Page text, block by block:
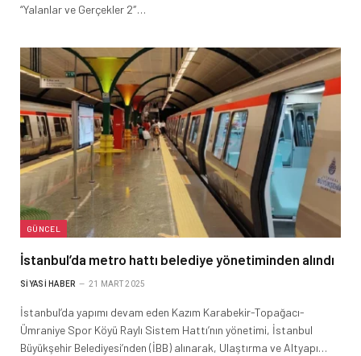
“Yalanlar ve Gerçekler 2″…
GÜNCEL
İstanbul’da metro hattı belediye yönetiminden alındı
SIYASI HABER 21 MART 2025
İstanbul’da yapımı devam eden Kazım Karabekir-Topağacı-
Ümraniye Spor Köyü Raylı Sistem Hattı’nın yönetimi, İstanbul
Büyükşehir Belediyesi’nden (İBB) alınarak, Ulaştırma ve Altyapı…